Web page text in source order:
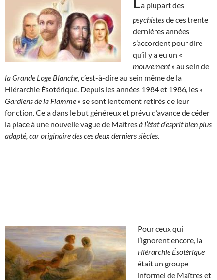
a plupart des
psychistesde ces trente
dernières années
s’accordent pour dire
qu’il y a eu un «
mouvement» au sein de
la Grande Loge Blanche , c’est-à-dire au sein même de la
Hiérarchie Ésotérique. Depuis les années 1984 et 1986, les «
Gardiens de la Flamme » se sont lentement retirés de leur
fonction. Cela dans le but généreux et prévu d’avance de céder
la place à une nouvelle vague de Maîtresà l’état d’esprit bien plus
adapté, car originaire des ces deux derniers siècles
Pour ceux qui
l’ignorent encore, la
Hiérarchie Ésotérique
était un groupe
informel de Maîtres et